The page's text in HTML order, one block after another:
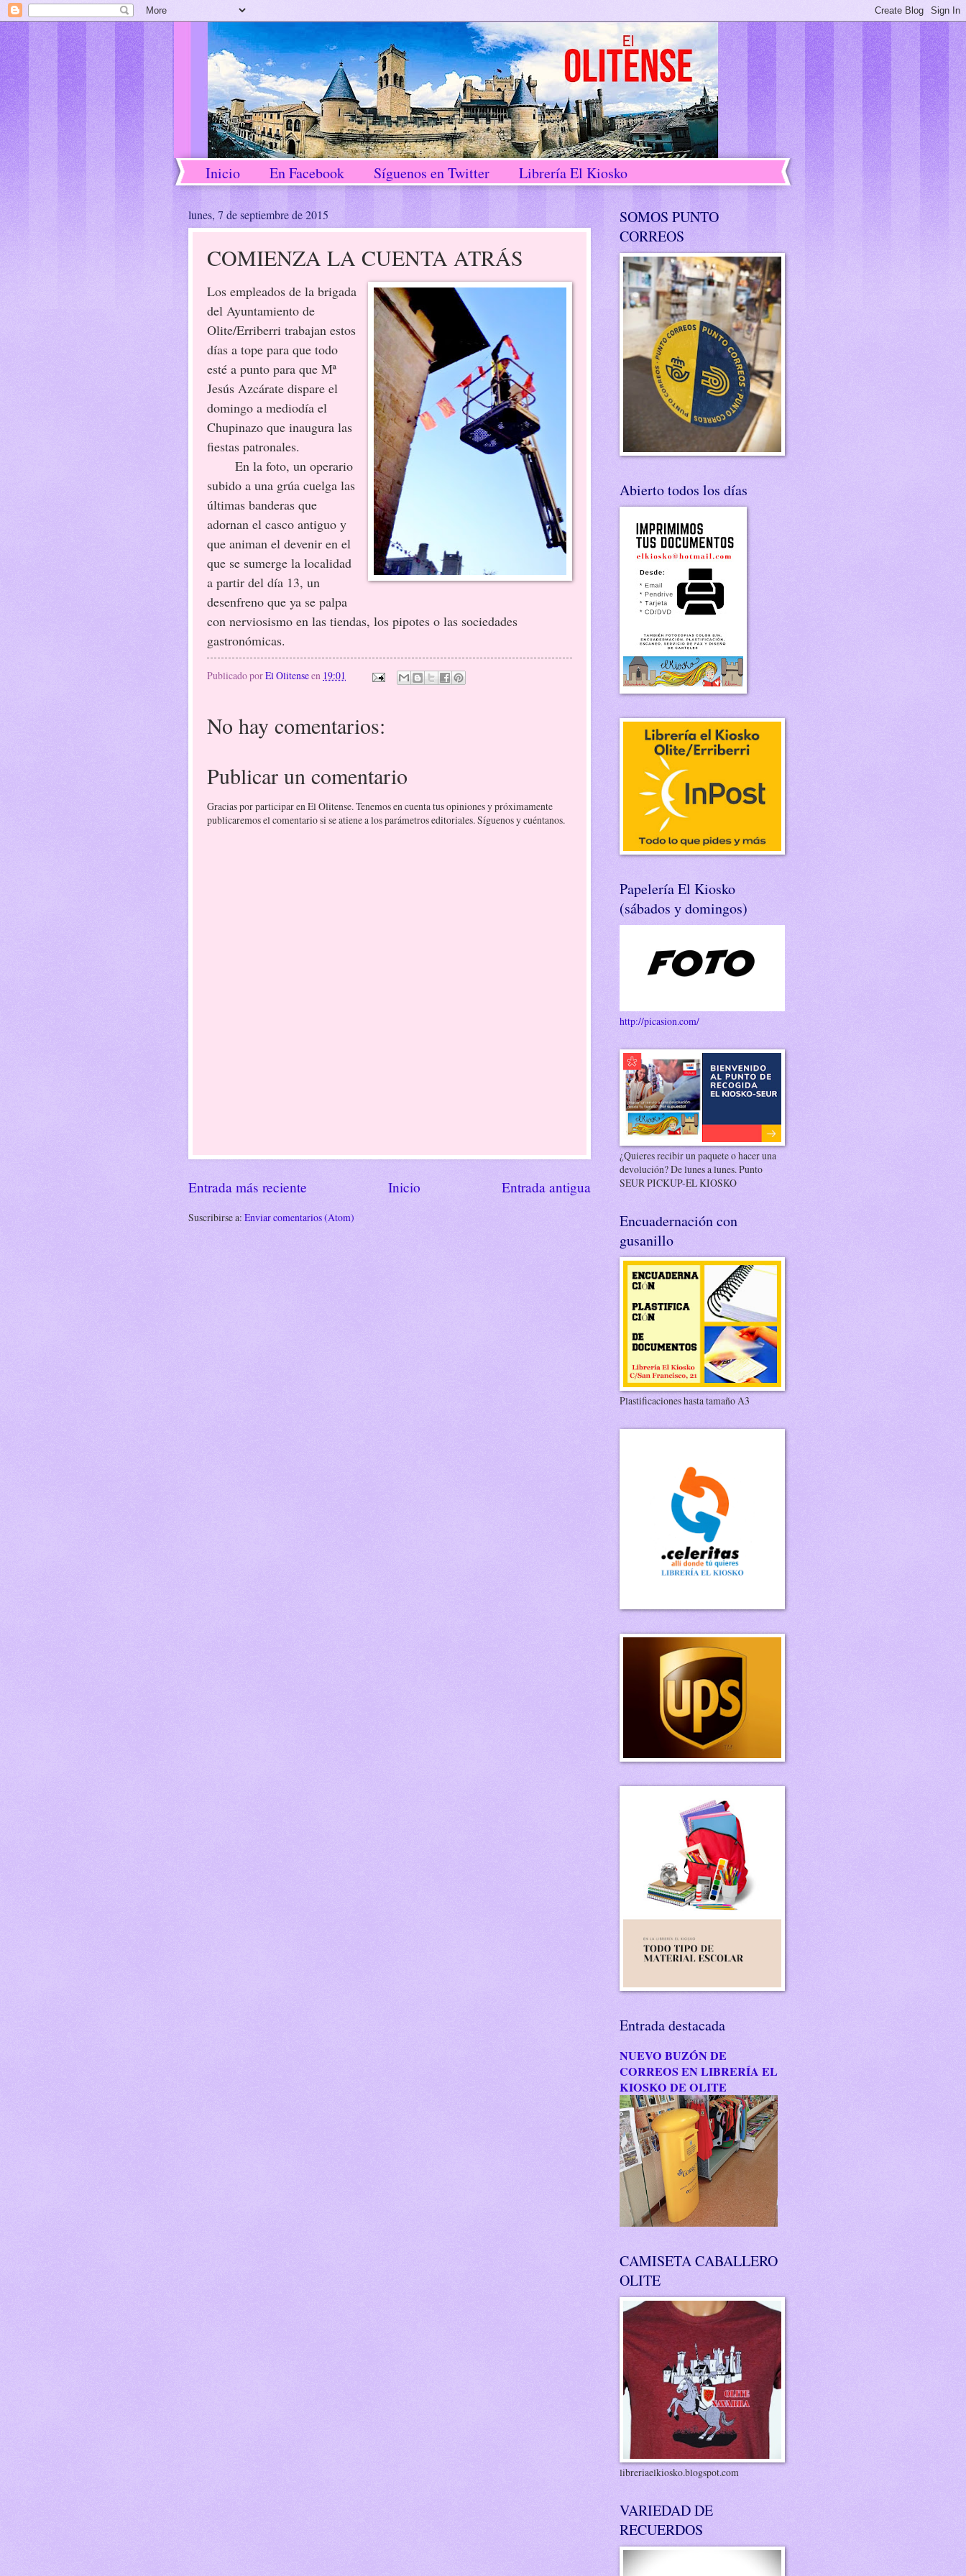
Inicio En Facebook Síguenos en Twitter Librería El Kiosko
lunes, 7 de septiembre de 2015
COMIENZA LA CUENTA ATRÁS
Los empleados de la brigada
del Ayuntamiento de
Olite/Erriberri trabajan estos
días a tope para que todo
esté a punto para que Mª
Jesús Azcárate dispare el
domingo a mediodía el
Chupinazo que inaugura las
fiestas patronales.
En la foto, un operario
subido a una grúa cuelga las
últimas banderas que
adornan el casco antiguo y
que animan el devenir en el
que se sumerge la localidad
a partir del día 13, un
desenfreno que ya se palpa
con nerviosismo en las tiendas, los pipotes o las sociedades
gastronómicas.
Publicado porEl Olitenseen 19:01
No hay comentarios:
Publicar un comentario
Gracias por participar en El Olitense. Tenemos en cuenta tus opiniones y próximamente
publicaremos el comentario si se atiene a los parámetros editoriales. Síguenos y cuéntanos.
Entrada más reciente Entrada antigua
Inicio
Suscribirse a: Enviar comentarios (Atom)
SOMOS PUNTO
CORREOS
Abierto todos los días
Papelería El Kiosko
(sábados y domingos)
http://picasion.com/
¿Quieres recibir un paquete o hacer una
devolución? De lunes a lunes. Punto
SEUR PICKUP-EL KIOSKO
Encuadernación con
gusanillo
Plastificaciones hasta tamaño A3
Entrada destacada
NUEVO BUZÓN DE
CORREOS EN LIBRERÍA EL
KIOSKO DE OLITE
CAMISETA CABALLERO
OLITE
libreriaelkiosko.blogspot.com
VARIEDAD DE
RECUERDOS